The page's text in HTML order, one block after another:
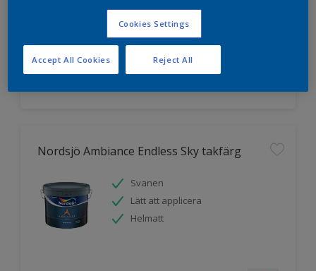
Tvättbar
Nordsjö Ambiance Endless Sky takfärg
Svanen
Lätt att applicera
Helmatt
Cookies Settings
Reject All
Accept All Cookies